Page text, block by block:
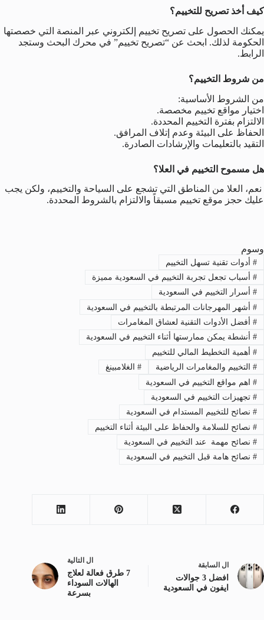
كيف أخذ تصريح للتخييم؟
يمكنك الحصول على تصريح تخييم إلكتروني عبر المنصة التي خصصتها
الحكومة لذلك. ابحث عن “تصريح تخييم” في محرك البحث وستجد
الرابط.
من شروط التخييم؟
من الشروط الأساسية:
اختيار مواقع تخييم مخصصة.
الالتزام بفترة التخييم المحددة.
الحفاظ على البيئة وعدم إتلاف المرافق.
التقيد بالتعليمات والإرشادات الصادرة.
هل مسموح التخييم في العلا؟
نعم، العلا من المناطق التي تشجع على السياحة والتخييم، ولكن يجب
عليك حجز موقع تخييم مسبقاً والالتزام بالشروط المحددة.
وسوم
#أدوات تقنية تسهل التخييم
#أسباب تجعل تجربة التخييم في السعودية مميزة
#أسرار التخييم في السعودية
#أشهر المهرجانات المرتبطة بالتخييم في السعودية
#أفضل الأدوات التقنية لعشاق المغامرات
#أنشطة يمكن ممارستها أثناء التخييم في السعودية
#أهمية التخطيط المالي للتخييم
#التخييم والمغامرات الرياضية #الغلامبينغ
#اهم مواقع التخييم في السعودية
#تجهيزات التخييم في السعودية
#نصائح للتخييم المستدام في السعودية
#نصائح للسلامة والحفاظ على البيئة أثناء التخييم
#نصائح مهمة عند التخييم في السعودية
#نصائح هامة قبل التخييم في السعودية
ال السابقة
افضل 3 جوالات
ايفون في السعودية
ال التالية
7 طرق فعالة لعلاج
الهالات السوداء
بسرعة